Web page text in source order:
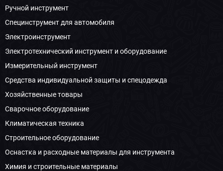
Ручной инструмент
Специнструмент для автомобиля
Электроинструмент
Электротехнический инструмент и оборудование
Измерительный инструмент
Средства индивидуальной защиты и спецодежда
Хозяйственные товары
Сварочное оборудование
Климатическая техника
Строительное оборудование
Оснастка и расходные материалы для инструмента
Химия и строительные материалы